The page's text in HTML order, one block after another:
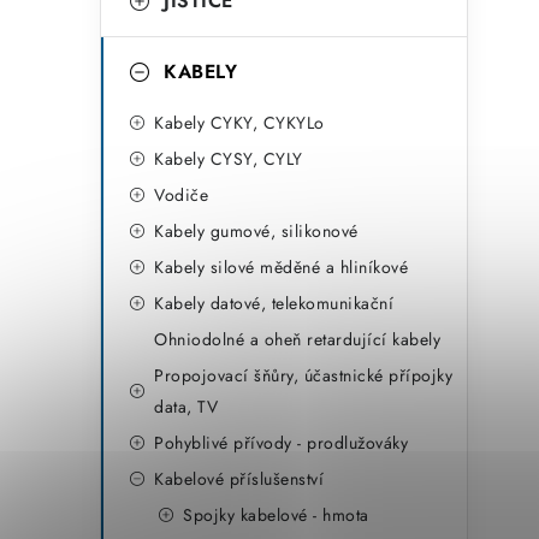
i
KABELY
Kabely CYKY, CYKYLo
Kabely CYSY, CYLY
Vodiče
Kabely gumové, silikonové
Kabely silové měděné a hliníkové
Kabely datové, telekomunikační
Ohniodolné a oheň retardující kabely
Propojovací šňůry, účastnické přípojky
data, TV
Pohyblivé přívody - prodlužováky
Kabelové příslušenství
Spojky kabelové - hmota